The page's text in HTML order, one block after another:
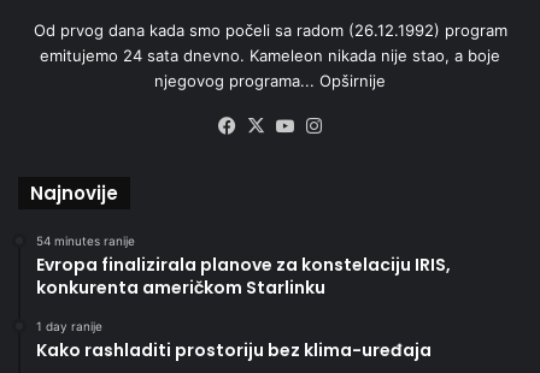
Od prvog dana kada smo počeli sa radom (26.12.1992) program
emitujemo 24 sata dnevno. Kameleon nikada nije stao, a boje
njegovog programa... Opširnije
Facebook
X YouTube
Najnovije
54 minutes ranije
Evropa finalizirala planove za konstelaciju IRIS,
konkurenta američkom Starlinku
1 day ranije
Kako rashladiti prostoriju bez klima-uređaja